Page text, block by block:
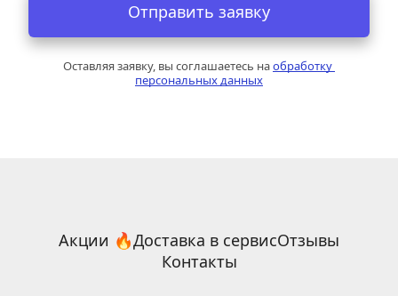
Отправить заявку
Оставляя заявку, вы соглашаетесь на обработку
персональных данных
Акции 🔥Доставка в сервисОтзывы
Контакты